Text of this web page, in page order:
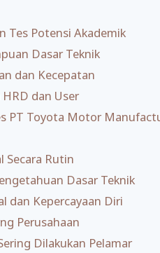
Tes Potensi Akademik
Dasar Teknik
dan Kecepatan
dan User
PT Toyota Motor
Secara Rutin
Dasar Teknik
dan Kepercayaan Diri
Perusahaan
Dilakukan Pelamar